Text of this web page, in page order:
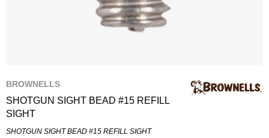
BROWNELLS
SHOTGUN SIGHT BEAD #15 REFILL
SIGHT
SHOTGUN SIGHT BEAD #15 REFILL SIGHT